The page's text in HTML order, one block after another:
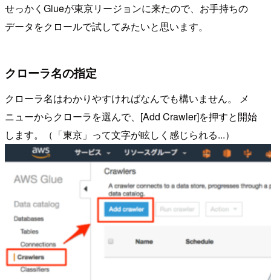
せっかくGlueが東京リージョンに来たので、お手持ちの
データをクロールで試してみたいと思います。
クローラ名の指定
クローラ名はわかりやすければなんでも構いません。 メ
ニューからクローラを選んで、[Add Crawler]を押すと開始
します。（「東京」って文字が眩しく感じられる...）